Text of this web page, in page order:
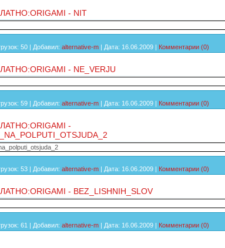
- NIT
50 | Добавил: alternative-m | Дата: 16.06.2009 | Комментарии (0)
- NE_VERJU
59 | Добавил: alternative-m | Дата: 16.06.2009 | Комментарии (0)
-
53 | Добавил: alternative-m | Дата: 16.06.2009 | Комментарии (0)
- BEZ_LISHNIH_SLOV
61 | Добавил: alternative-m | Дата: 16.06.2009 | Комментарии (0)